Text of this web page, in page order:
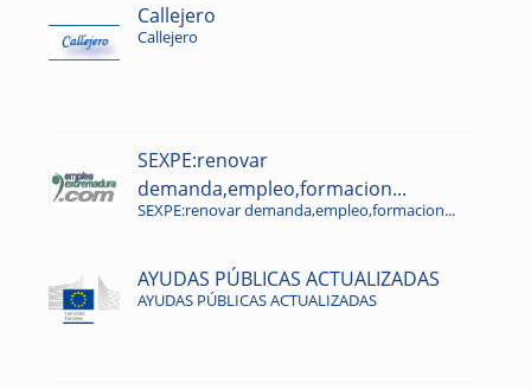
Callejero
Callejero
SEXPE:renovar
demanda,empleo,formacion...
SEXPE:renovar demanda,empleo,formacion...
AYUDAS PÚBLICAS ACTUALIZADAS
AYUDAS PÚBLICAS ACTUALIZADAS